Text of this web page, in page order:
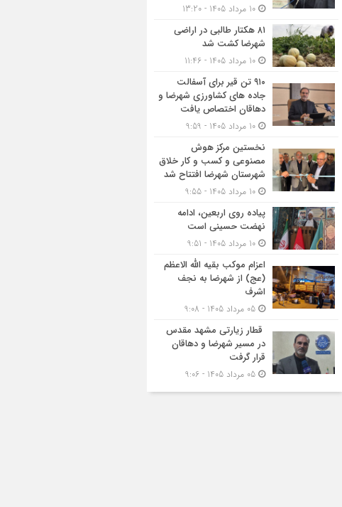
۸۱ هکتار طالبی در اراضی
شهرضا کشت شد
۹۱۰ تن قیر برای آسفالت
جاده های کشاورزی شهرضا و
دهاقان اختصاص یافت
نخستین مرکز هوش
مصنوعی و کسب‌ و کار خلاق
شهرستان شهرضا افتتاح شد
پیاده روی اربعین، ادامه
نهضت حسینی است
اعزام موکب بقیه الله الاعظم
(عج) از شهرضا به نجف
اشرف
قطار زیارتی مشهد مقدس
در مسیر شهرضا و دهاقان
قرار گرفت